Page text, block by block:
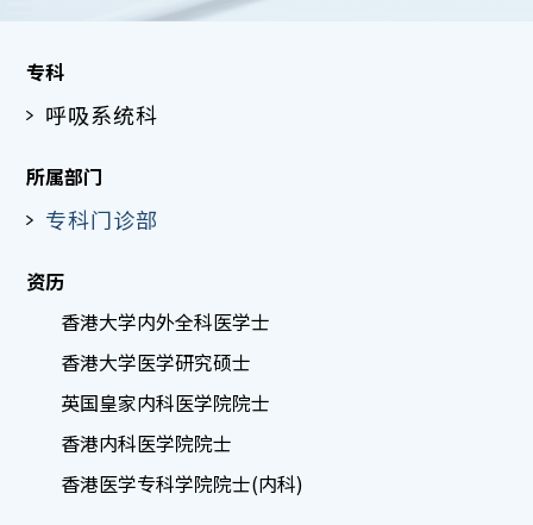
专科
呼吸系统科
所属部门
专科门诊部
资历
香港大学内外全科医学士
香港大学医学研究硕士
英国皇家内科医学院院士
香港内科医学院院士
香港医学专科学院院士(内科)